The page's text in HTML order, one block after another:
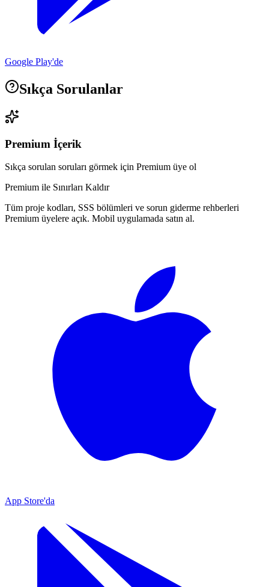
Google Play'de
Sıkça Sorulanlar
Premium İçerik
Sıkça sorulan soruları görmek için Premium üye ol
Premium ile Sınırları Kaldır
Tüm proje kodları, SSS bölümleri ve sorun giderme rehberleri
Premium üyelere açık. Mobil uygulamada satın al.
App Store'da